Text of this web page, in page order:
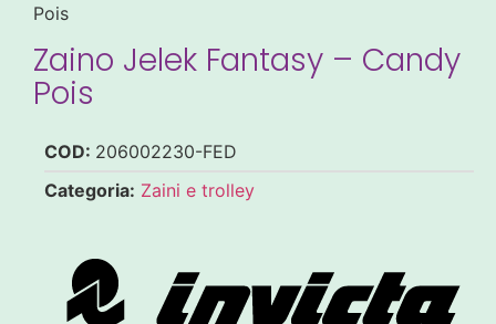
Pois
Zaino Jelek Fantasy – Candy
Pois
COD: 206002230-FED
Categoria: Zaini e trolley